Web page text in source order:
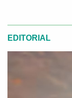
EDITORIAL